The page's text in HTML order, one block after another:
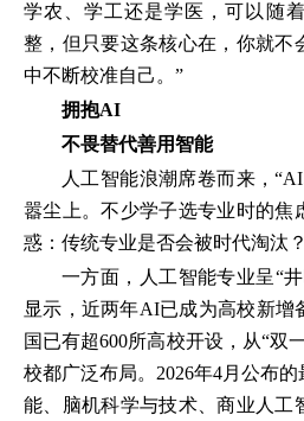
学农、学工还是学医，可以随
整，但只要这条核心在，你就不
中不断校准自己。”
拥抱AI
不畏替代善用智能
人工智能浪潮席卷而来，
嚣尘上。不少学子选专业时的焦
惑：传统专业是否会被时代淘汰？
一方面，人工智能专业呈“
显示，近两年AI已成为高校新增
国已有超600所高校开设，从“双
校都广泛布局。2026年4月公布
能、脑机科学与技术、商业人工